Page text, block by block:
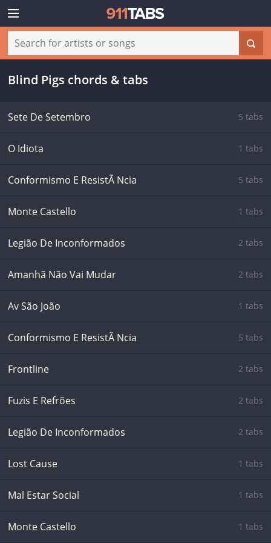
Blind Pigs chords & tabs
Sete De Setembro 5 tabs
O Idiota 1 tabs
Conformismo E ResistÃ Ncia 5 tabs
Monte Castello 1 tabs
Legião De Inconformados 2 tabs
Amanhã Não Vai Mudar 2 tabs
Av São João 1 tabs
Conformismo E ResistÃ Ncia 5 tabs
Frontline 2 tabs
Fuzis E Refrões 2 tabs
Legião De Inconformados 2 tabs
Lost Cause 1 tabs
Mal Estar Social 1 tabs
Monte Castello 1 tabs